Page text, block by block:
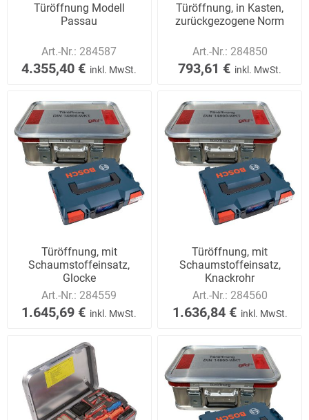
Türöffnung Modell
Passau
Art.-Nr.: 284587
4.355,40 € inkl. MwSt.
Türöffnung, in Kasten,
zurückgezogene Norm
Art.-Nr.: 284850
793,61 € inkl. MwSt.
Türöffnung, mit
Schaumstoffeinsatz,
Glocke
Art.-Nr.: 284559
1.645,69 € inkl. MwSt.
Türöffnung, mit
Schaumstoffeinsatz,
Knackrohr
Art.-Nr.: 284560
1.636,84 € inkl. MwSt.